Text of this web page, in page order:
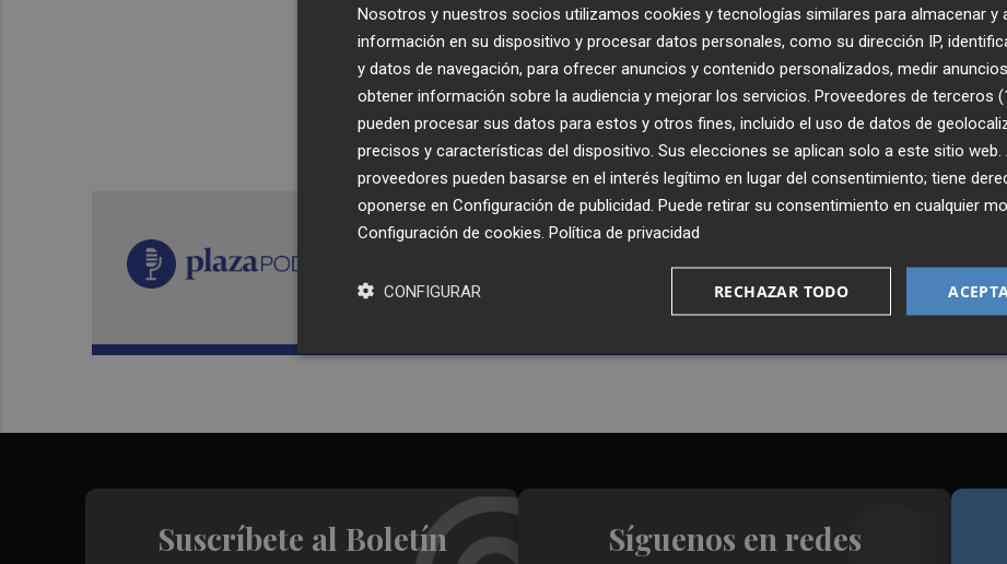
Recibe toda la actualidad de
Plaza Podcast en tu correo
Suscríbete al Boletín Síguenos en redes
Nosotros y nuestros socios utilizamos cookies y tecnologías similares para almacenar y
información en su dispositivo y procesar datos personales, como su dirección IP,
y datos de navegación, para ofrecer anuncios y contenido personalizados, medir
obtener información sobre la audiencia y mejorar los servicios. Proveedores de terceros
pueden procesar sus datos para estos y otros fines, incluido el uso de datos de
precisos y características del dispositivo. Sus elecciones se aplican solo a este sitio web.
proveedores pueden basarse en el interés legítimo en lugar del consentimiento; tiene
oponerse en Configuración de publicidad . Puede retirar su consentimiento en cualquier
Configuración de cookies Política de privacidad
RECHAZAR TODO
CONFIGURAR